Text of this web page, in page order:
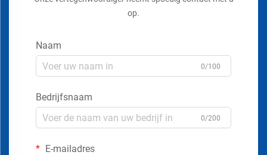
op.
Naam
0/100
Bedrijfsnaam
0/200
E-mailadres